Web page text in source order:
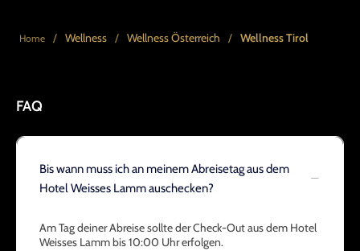
Home / Wellness / Wellness Österreich / Wellness Tirol
FAQ
Bis wann muss ich an meinem Abreisetag aus dem
Hotel Weisses Lamm auschecken?
Am Tag deiner Abreise sollte der Check-Out aus dem Hotel
Weisses Lamm bis 10:00 Uhr erfolgen.